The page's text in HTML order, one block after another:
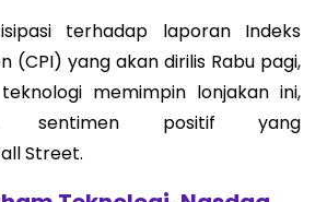
terhadap laporan Indeks
(CPI) yang akan dirilis Rabu pagi,
memimpin lonjakan ini,
sentimen positif yang
Street.